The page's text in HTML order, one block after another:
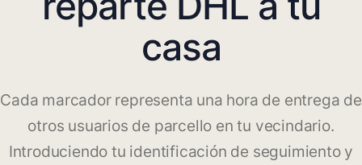
casa
Cada marcador representa una hora de entrega de
otros usuarios de parcello en tu vecindario.
Introduciendo tu identificación de seguimiento y